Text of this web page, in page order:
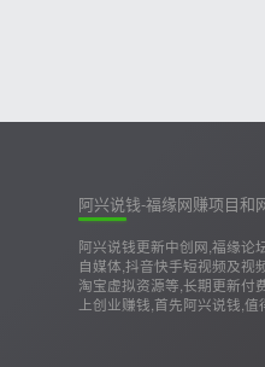
阿兴说钱-福缘网赚项目和
阿兴说钱更新中创网,福缘论
自媒体,抖音快手短视频及视
淘宝虚拟资源等,长期更新付
上创业赚钱,首先阿兴说钱,值